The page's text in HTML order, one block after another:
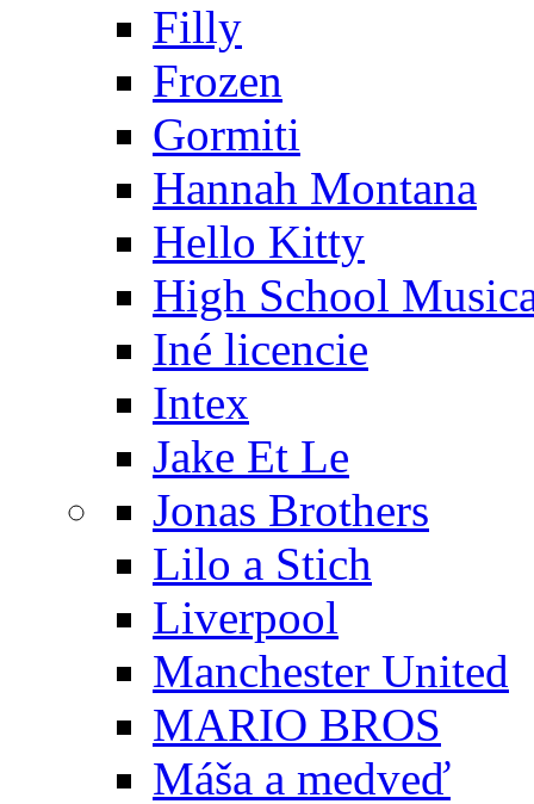
Filly
Frozen
Gormiti
Hannah Montana
Hello Kitty
High School
Iné licencie
Intex
Jake Et Le
Jonas Brothers
Lilo a Stich
Liverpool
Manchester United
MARIO BROS
Máša a medveď